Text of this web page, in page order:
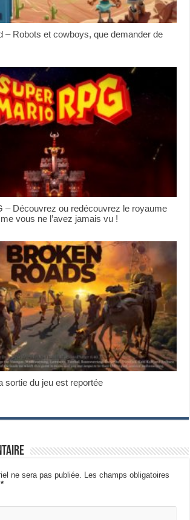
– Robots et cowboys, que demander de
– Découvrez ou redécouvrez le royaume
vous ne l’avez jamais vu !
sortie du jeu est reportée
ne sera pas publiée. Les champs obligatoires
*